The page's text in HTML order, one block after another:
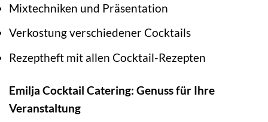
Mixtechniken und Präsentation
Verkostung verschiedener Cocktails
Rezeptheft mit allen Cocktail-Rezepten
Emilja Cocktail Catering: Genuss für Ihre
Veranstaltung